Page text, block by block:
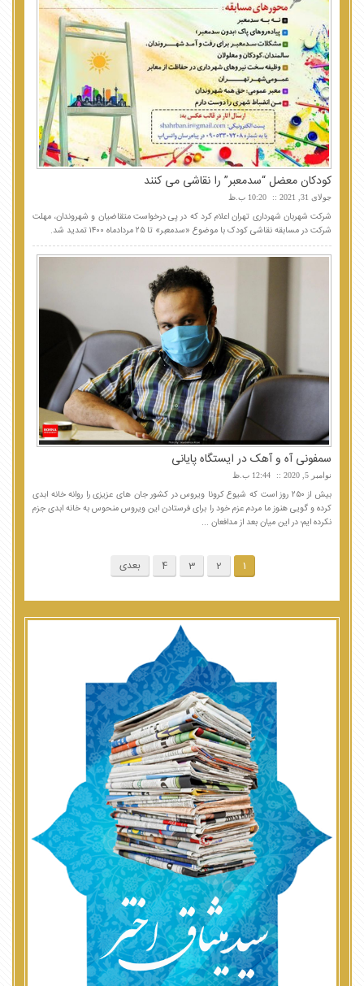
کودکان معضل “سدمعبر” را نقاشی می کنند
جولای 31, 2021 10:20 ب.ظ
شرکت شهربان شهرداری تهران اعلام کرد که در پی درخواست متقاضیان و شهروندان، مهلت
شرکت در مسابقه نقاشی کودک با موضوع «سدمعبر» تا ۲۵ مردادماه ۱۴۰۰ تمدید شد.
سمفونی آه و آهک در ایستگاه پایانی
نوامبر 5, 2020 12:44 ب.ظ
بیش از ۲۵۰ روز است که شیوع کرونا ویروس در کشور جان های عزیزی را روانه خانه ابدی
کرده و گویی هنوز ما مردم عزم خود را برای فرستادن این ویروس منحوس به خانه ابدی جزم
نکرده ایم؛ در این میان بعد از مدافعان ...
1
2
3
4 بعدی